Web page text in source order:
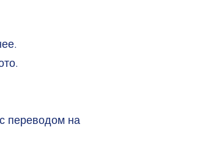
переводом на